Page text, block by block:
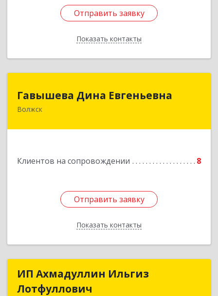
Отправить заявку
Показать контакты
Отправить заявку
Назад
Гавышева Дина Евгеньевна
Волжск
Клиентов на сопровождении 8
Отправить заявку
Показать контакты
Отправить заявку
Назад
ИП Ахмадуллин Ильгиз
Лотфуллович
ИП Ахмадуллин Ильгиз